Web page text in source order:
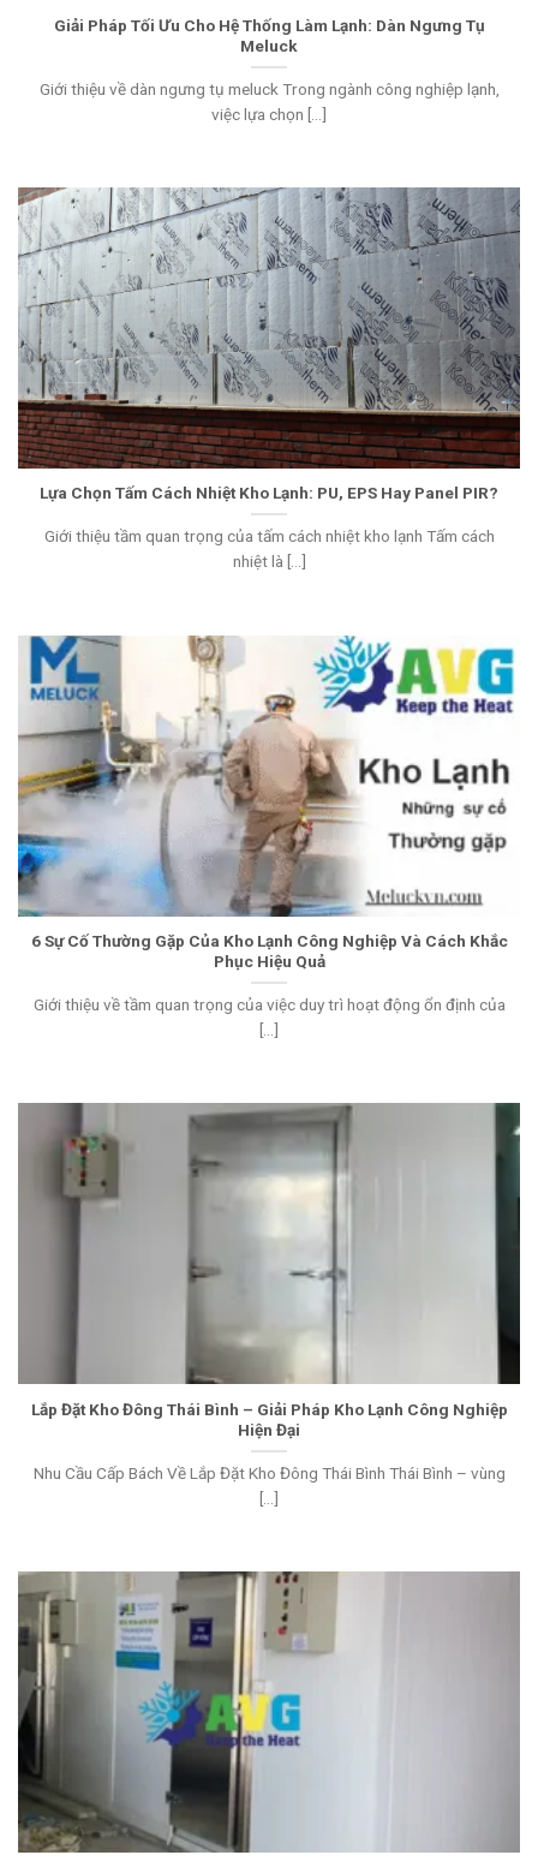
Giải Pháp Tối Ưu Cho Hệ Thống Làm Lạnh: Dàn Ngưng Tụ
Meluck
Giới thiệu về dàn ngưng tụ meluck Trong ngành công nghiệp lạnh,
việc lựa chọn [...]
Lựa Chọn Tấm Cách Nhiệt Kho Lạnh: PU, EPS Hay Panel PIR?
Giới thiệu tầm quan trọng của tấm cách nhiệt kho lạnh Tấm cách
nhiệt là [...]
6 Sự Cố Thường Gặp Của Kho Lạnh Công Nghiệp Và Cách Khắc
Phục Hiệu Quả
Giới thiệu về tầm quan trọng của việc duy trì hoạt động ổn định của
[...]
Lắp Đặt Kho Đông Thái Bình – Giải Pháp Kho Lạnh Công Nghiệp
Hiện Đại
Nhu Cầu Cấp Bách Về Lắp Đặt Kho Đông Thái Bình Thái Bình – vùng
[...]